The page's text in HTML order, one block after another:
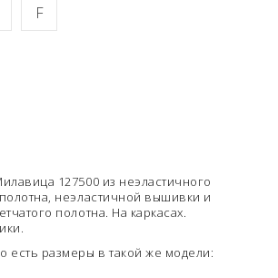
F
127500 из неэластичного
неэластичной вышивки и
полотна. На каркасах.
есть размеры в такой же модели: